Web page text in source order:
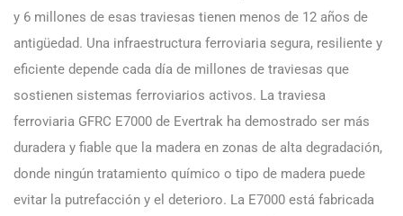
y 6 millones de esas traviesas tienen menos de 12 años de
antigüedad. Una infraestructura ferroviaria segura, resiliente y
eficiente depende cada día de millones de traviesas que
sostienen sistemas ferroviarios activos. La traviesa
ferroviaria GFRC E7000 de Evertrak ha demostrado ser más
duradera y fiable que la madera en zonas de alta degradación,
donde ningún tratamiento químico o tipo de madera puede
evitar la putrefacción y el deterioro. La E7000 está fabricada